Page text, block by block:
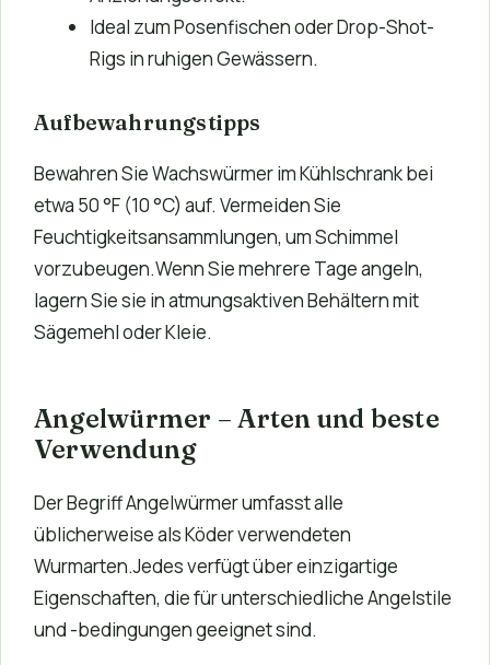
Ideal zum Posenfischen oder Drop-Shot-
Rigs in ruhigen Gewässern.
Aufbewahrungstipps
Bewahren Sie Wachswürmer im Kühlschrank bei
etwa 50 °F (10 °C) auf. Vermeiden Sie
Feuchtigkeitsansammlungen, um Schimmel
vorzubeugen.Wenn Sie mehrere Tage angeln,
lagern Sie sie in atmungsaktiven Behältern mit
Sägemehl oder Kleie.
Angelwürmer – Arten und beste
Verwendung
Der Begriff Angelwürmer umfasst alle
üblicherweise als Köder verwendeten
Wurmarten.Jedes verfügt über einzigartige
Eigenschaften, die für unterschiedliche Angelstile
und -bedingungen geeignet sind.